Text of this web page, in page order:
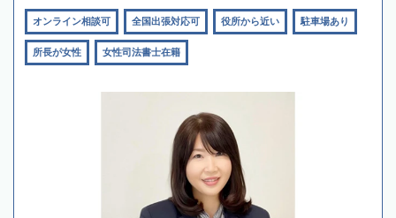
オンライン相談可 全国出張対応可 役所から近い 駐車場あり
所長が女性 女性司法書士在籍